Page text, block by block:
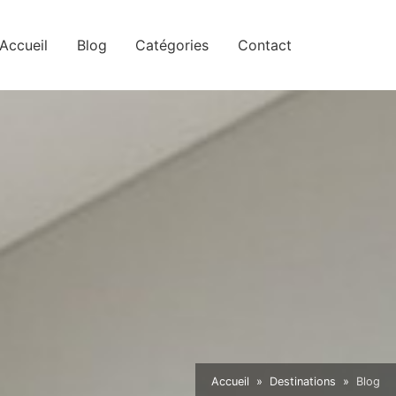
Accueil Blog Catégories Contact
Accueil Destinations Blog